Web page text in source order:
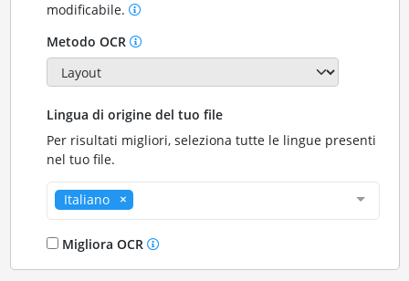
modificabile.
Metodo OCR
Lingua di origine del tuo file
Per risultati migliori, seleziona tutte le lingue presenti
nel tuo file.
Italiano
Migliora OCR